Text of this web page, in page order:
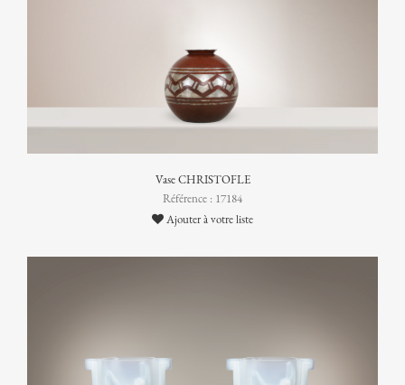
Vase CHRISTOFLE
Référence : 17184
Ajouter à votre liste